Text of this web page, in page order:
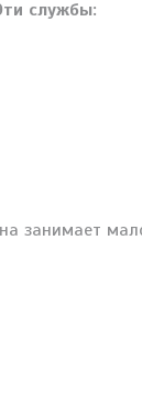
службы:
занимает